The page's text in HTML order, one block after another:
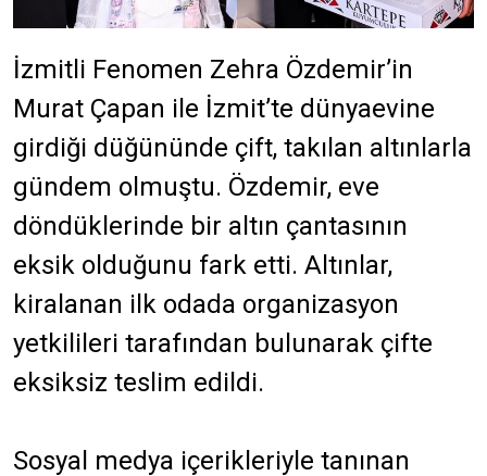
İzmitli Fenomen Zehra Özdemir’in
Murat Çapan ile İzmit’te dünyaevine
girdiği düğününde çift, takılan altınlarla
gündem olmuştu. Özdemir, eve
döndüklerinde bir altın çantasının
eksik olduğunu fark etti. Altınlar,
kiralanan ilk odada organizasyon
yetkilileri tarafından bulunarak çifte
eksiksiz teslim edildi.
Sosyal medya içerikleriyle tanınan